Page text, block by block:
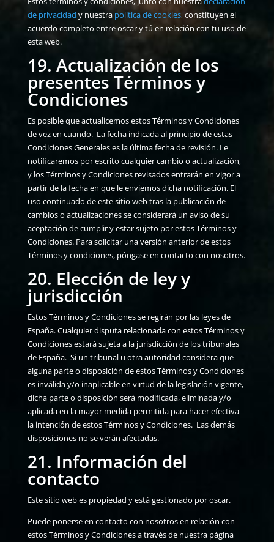
de privacidad y nuestra política de cookies, constituyen el
acuerdo completo entre oscar y tú en relación con tu uso de
esta web.
19. Actualización de los
presentes Términos y
Condiciones
Es posible que actualicemos estos Términos y Condiciones
de vez en cuando. La fecha indicada al principio de estas
Condiciones Generales es la última fecha de revisión. Le
notificaremos por escrito cualquier cambio o actualización,
y los Términos y Condiciones revisados entrarán en vigor a
partir de la fecha en que le enviemos dicha notificación. El
uso continuado de este sitio web tras la publicación de
cambios o actualizaciones se considerará un aviso de su
aceptación de cumplir y estar sujeto por estos Términos y
Condiciones. Para solicitar una versión anterior de estos
Términos y condiciones, póngase en contacto con nosotros.
20. Elección de ley y
jurisdicción
Estos Términos y Condiciones se regirán por las leyes de
España. Cualquier disputa relacionada con estos Términos y
Condiciones estará sujeta a la jurisdicción de los tribunales
de España. Si un tribunal u otra autoridad considera que
alguna parte o disposición de estos Términos y Condiciones
es inválida y/o inaplicable en virtud de la legislación vigente,
dicha parte o disposición será modificada, eliminada y/o
aplicada en la mayor medida permitida para hacer efectiva
la intención de estos Términos y Condiciones. Las demás
disposiciones no se verán afectadas.
21. Información del
contacto
Este sitio web es propiedad y está gestionado por oscar.
Puede ponerse en contacto con nosotros en relación con
estos Términos y Condiciones a través de nuestra página